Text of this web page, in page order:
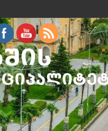
ოფიციალური ვებ გვერდი